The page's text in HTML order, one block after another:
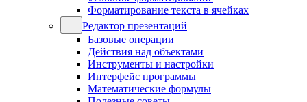
Форматирование текста в ячейках
Редактор презентаций
Базовые операции
Действия над объектами
Инструменты и настройки
Интерфейс программы
Математические формулы